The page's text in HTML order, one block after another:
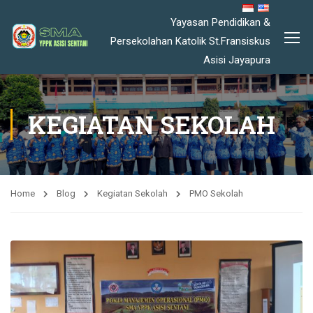
Yayasan Pendidikan &
Persekolahan Katolik St.Fransiskus
Asisi Jayapura
KEGIATAN SEKOLAH
Home Blog Kegiatan Sekolah PMO Sekolah